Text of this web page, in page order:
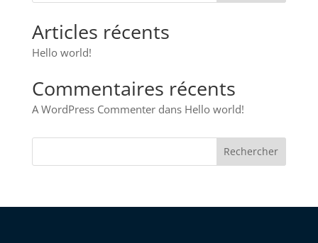
Articles récents
Hello world!
Commentaires récents
A WordPress Commenterdans Hello world!
Rechercher